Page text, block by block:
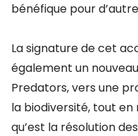
bénéfique pour
La signature de cet
également un
Predators, vers une
la biodiversité, tout
qu’est la résolution